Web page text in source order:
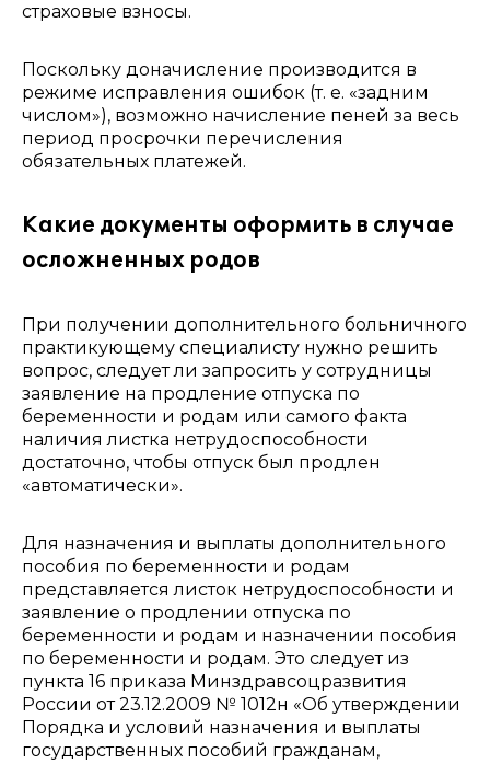
страховые взносы.
Поскольку доначисление производится в
режиме исправления ошибок (т. е. «задним
числом»), возможно начисление пеней за весь
период просрочки перечисления
обязательных платежей.
Какие документы оформить в случае
осложненных родов
При получении дополнительного больничного
практикующему специалисту нужно решить
вопрос, следует ли запросить у сотрудницы
заявление на продление отпуска по
беременности и родам или самого факта
наличия листка нетрудоспособности
достаточно, чтобы отпуск был продлен
«автоматически».
Для назначения и выплаты дополнительного
пособия по беременности и родам
представляется листок нетрудоспособности и
заявление о продлении отпуска по
беременности и родам и назначении пособия
по беременности и родам. Это следует из
пункта 16 приказа Минздравсоцразвития
России от 23.12.2009 № 1012н «Об утверждении
Порядка и условий назначения и выплаты
государственных пособий гражданам,